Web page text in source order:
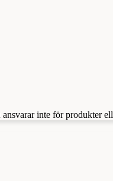
inte för produkter